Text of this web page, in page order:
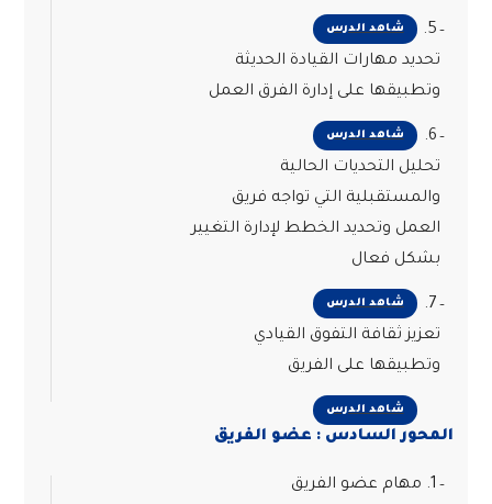
شاهد الدرس
5.
تحديد مهارات القيادة الحديثة
وتطبيقها على إدارة الفرق العمل
شاهد الدرس
6.
تحليل التحديات الحالية
والمستقبلية التي تواجه فريق
العمل وتحديد الخطط لإدارة التغيير
بشكل فعال
شاهد الدرس
7.
تعزيز ثقافة التفوق القيادي
وتطبيقها على الفريق
شاهد الدرس
المحور السادس : عضو الفريق